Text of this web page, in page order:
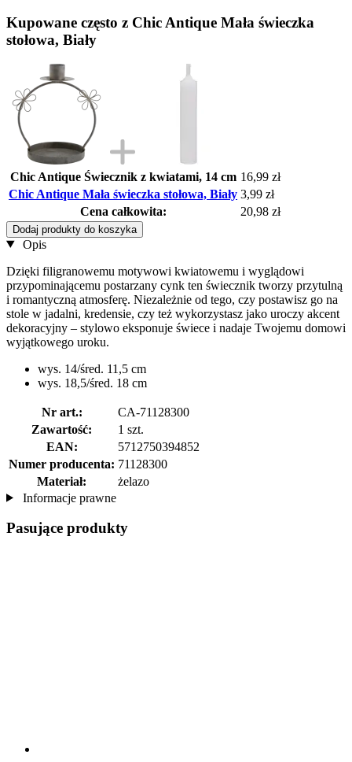
Kupowane często z Chic Antique Mała świeczka
stołowa, Biały
Chic Antique Świecznik z kwiatami, 14 cm 16,99 zł
Chic Antique Mała świeczka stołowa, Biały 3,99 zł
Cena całkowita:
20,98 zł
Dodaj produkty do koszyka
Opis
Dzięki filigranowemu motywowi kwiatowemu i wyglądowi
przypominającemu postarzany cynk ten świecznik tworzy przytulną
i romantyczną atmosferę. Niezależnie od tego, czy postawisz go na
stole w jadalni, kredensie, czy też wykorzystasz jako uroczy akcent
dekoracyjny – stylowo eksponuje świece i nadaje Twojemu domowi
wyjątkowego uroku.
wys. 14/śred. 11,5 cm
wys. 18,5/śred. 18 cm
Nr art.:
CA-71128300
Zawartość:
1 szt.
EAN:
5712750394852
Numer producenta: 71128300
Materiał:
żelazo
Informacje prawne
Pasujące produkty